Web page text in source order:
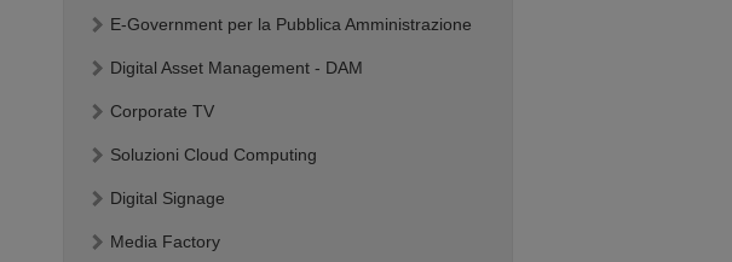
E-Government per la Pubblica Amministrazione
Digital Asset Management - DAM
Corporate TV
Soluzioni Cloud Computing
Digital Signage
Media Factory